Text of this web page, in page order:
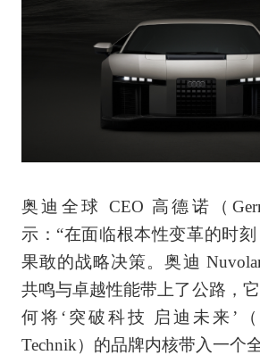
奥迪全球 CEO 高德诺（
示：“在面临根本性变革的时
果敢的战略决策。奥迪
共鸣与卓越性能带上了公路，
何将‘突破科技 启迪未来’（
Technik）的品牌内核带入一个